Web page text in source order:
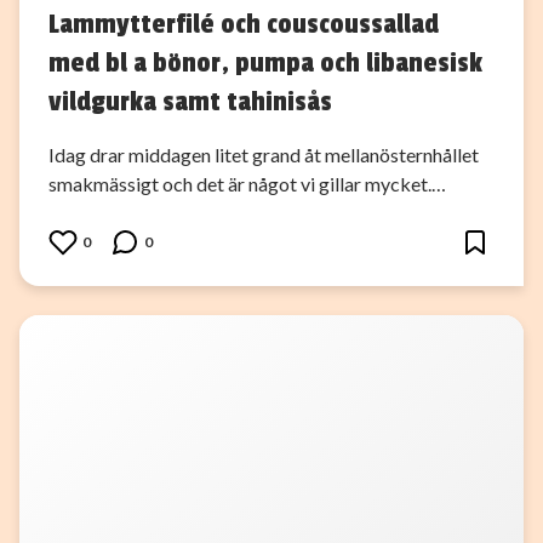
Lammytterfilé och couscoussallad
med bl a bönor, pumpa och libanesisk
vildgurka samt tahinisås
Idag drar middagen litet grand åt mellanösternhållet
smakmässigt och det är något vi gillar mycket.…
0 0